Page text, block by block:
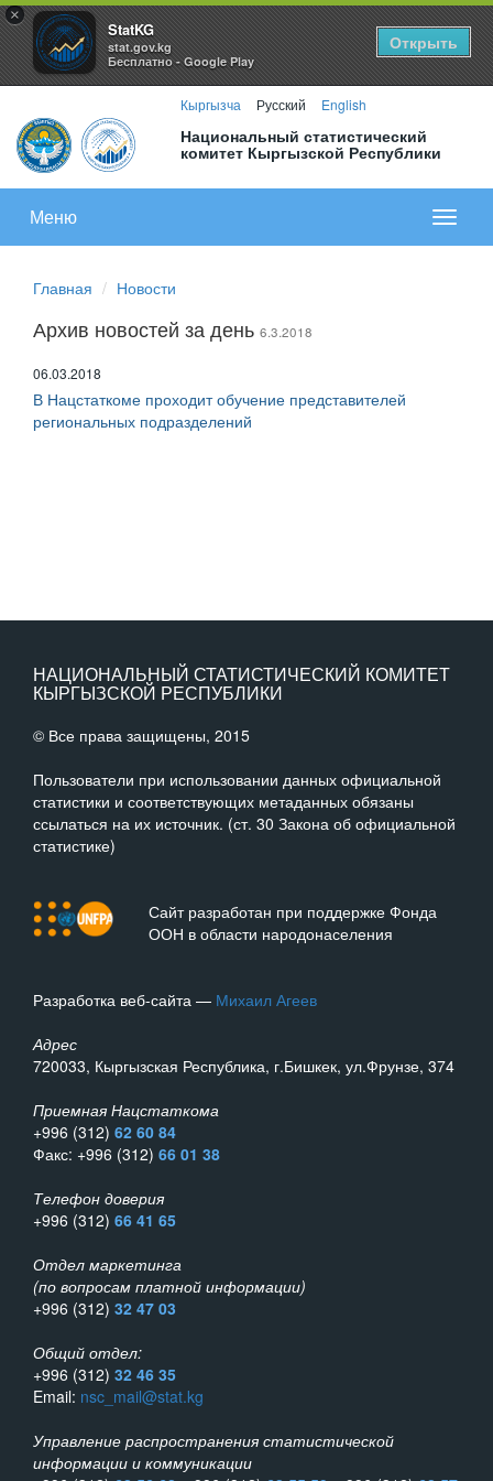
×
StatKG
stat.gov.kg
Бесплатно - Google Play
Открыть
Кыргызча Русский English
Национальный статистический
комитет Кыргызской Республики
меню
Меню
Главная Новости
Архив новостей за день 6.3.2018
06.03.2018
В Нацстаткоме проходит обучение представителей
региональных подразделений
НАЦИОНАЛЬНЫЙ СТАТИСТИЧЕСКИЙ КОМИТЕТ
КЫРГЫЗСКОЙ РЕСПУБЛИКИ
© Все права защищены, 2015
Пользователи при использовании данных официальной
статистики и соответствующих метаданных обязаны
ссылаться на их источник. (ст. 30 Закона об официальной
статистике)
Сайт разработан при поддержке Фонда
ООН в области народонаселения
Разработка веб-сайта — Михаил Агеев
Адрес
720033, Кыргызская Республика, г.Бишкек, ул.Фрунзе, 374
Приемная Нацстаткома
+996 (312) 62 60 84
Факс: +996 (312) 66 01 38
Телефон доверия
+996 (312) 66 41 65
Отдел маркетинга
(по вопросам платной информации)
+996 (312) 32 47 03
Общий отдел:
+996 (312) 32 46 35
Email: nsc_mail@stat.kg
Управление распространения статистической
информации и коммуникации